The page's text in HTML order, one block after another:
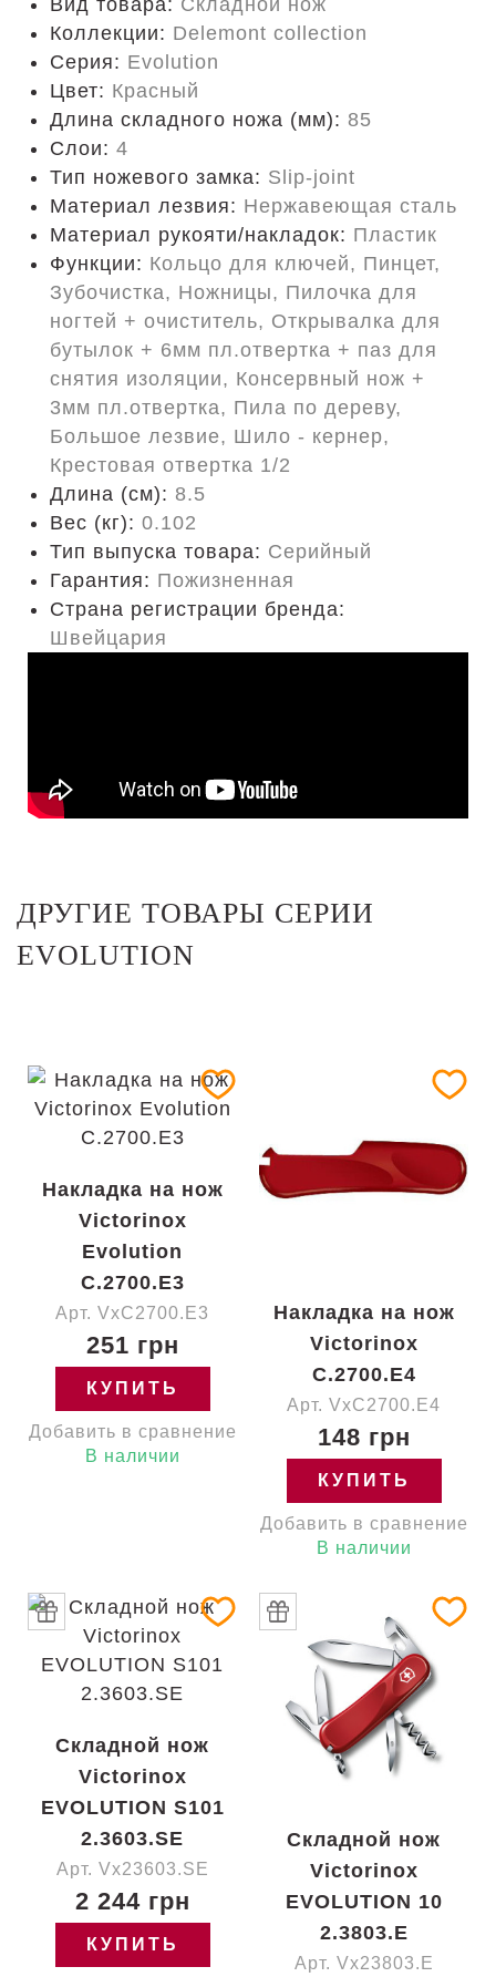
Вид товара: Складной нож
Коллекции: Delemont collection
Серия: Evolution
Цвет: Красный
Длина складного ножа (мм): 85
Слои: 4
Тип ножевого замка: Slip-joint
Материал лезвия: Нержавеющая сталь
Материал рукояти/накладок: Пластик
Функции: Кольцо для ключей, Пинцет,
Зубочистка, Ножницы, Пилочка для
ногтей + очиститель, Открывалка для
бутылок + 6мм пл.отвертка + паз для
снятия изоляции, Консервный нож +
3мм пл.отвертка, Пила по дереву,
Большое лезвие, Шило - кернер,
Крестовая отвертка 1/2
Длина (cм): 8.5
Вес (кг): 0.102
Тип выпуска товара: Серийный
Гарантия: Пожизненная
Страна регистрации бренда:
Швейцария
ДРУГИЕ ТОВАРЫ СЕРИИ
EVOLUTION
Накладка на нож
Victorinox
Evolution
C.2700.E3
Арт. VxC2700.E3
251 грн
КУПИТЬ
Добавить в сравнение
В наличии
Накладка на нож
Victorinox
C.2700.E4
Арт. VxC2700.E4
148 грн
КУПИТЬ
Добавить в сравнение
В наличии
Складной нож
Victorinox
EVOLUTION S101
2.3603.SE
Арт. Vx23603.SE
2 244 грн
КУПИТЬ
Складной нож
Victorinox
EVOLUTION 10
2.3803.E
Арт. Vx23803.E